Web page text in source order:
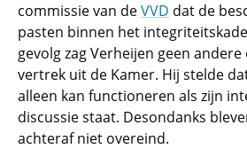
commissie van deVVD dat de
pasten binnen het
gevolg zag Verheijen geen
vertrek uit de Kamer. Hij stelde
alleen kan functioneren als zijn
discussie staat. Desondanks
achteraf niet overeind.